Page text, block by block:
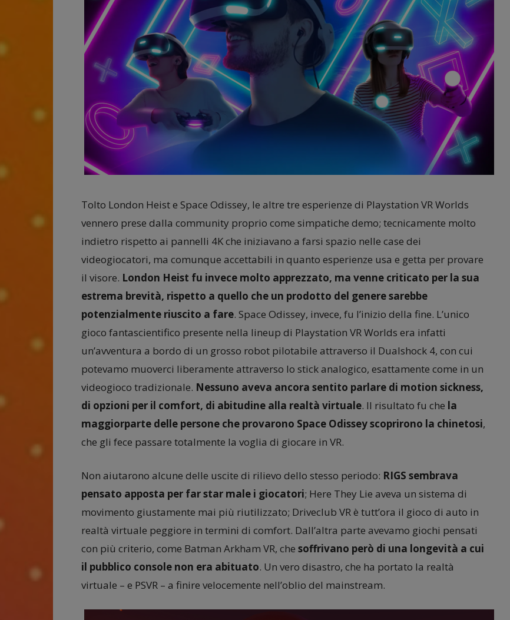
Tolto London Heist e Space Odissey, le altre tre esperienze di Playstation VR Worlds
vennero prese dalla community proprio come simpatiche demo; tecnicamente molto
indietro rispetto ai pannelli 4K che iniziavano a farsi spazio nelle case dei
videogiocatori, ma comunque accettabili in quanto esperienze usa e getta per provare
il visore. London Heist fu invece molto apprezzato, ma venne criticato per la sua
estrema brevità, rispetto a quello che un prodotto del genere sarebbe
potenzialmente riuscito a fare. Space Odissey, invece, fu l’inizio della fine. L’unico
gioco fantascientifico presente nella lineup di Playstation VR Worlds era infatti
un’avventura a bordo di un grosso robot pilotabile attraverso il Dualshock 4, con cui
potevamo muoverci liberamente attraverso lo stick analogico, esattamente come in un
videogioco tradizionale. Nessuno aveva ancora sentito parlare di motion sickness,
di opzioni per il comfort, di abitudine alla realtà virtuale. Il risultato fu che la
maggiorparte delle persone che provarono Space Odissey scoprirono la chinetosi,
che gli fece passare totalmente la voglia di giocare in VR.
Non aiutarono alcune delle uscite di rilievo dello stesso periodo: RIGS sembrava
pensato apposta per far star male i giocatori; Here They Lie aveva un sistema di
movimento giustamente mai più riutilizzato; Driveclub VR è tutt’ora il gioco di auto in
realtà virtuale peggiore in termini di comfort. Dall’altra parte avevamo giochi pensati
con più criterio, come Batman Arkham VR, che soffrivano però di una longevità a cui
il pubblico console non era abituato. Un vero disastro, che ha portato la realtà
virtuale – e PSVR – a finire velocemente nell’oblio del mainstream.